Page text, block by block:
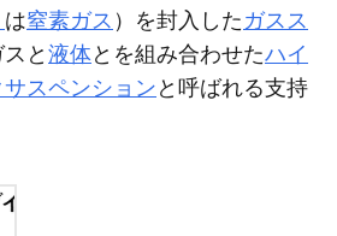
は窒素ガス ）を封入した ガスス
と 液体とを組み合わせたハイ
サスペンション と呼ばれる支持